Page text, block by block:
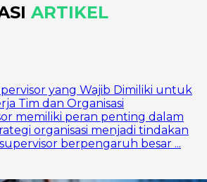
ARTIKEL
yang Wajib Dimiliki untuk
Tim dan Organisasi
memiliki peran penting dalam
organisasi menjadi tindakan
berpengaruh besar ...